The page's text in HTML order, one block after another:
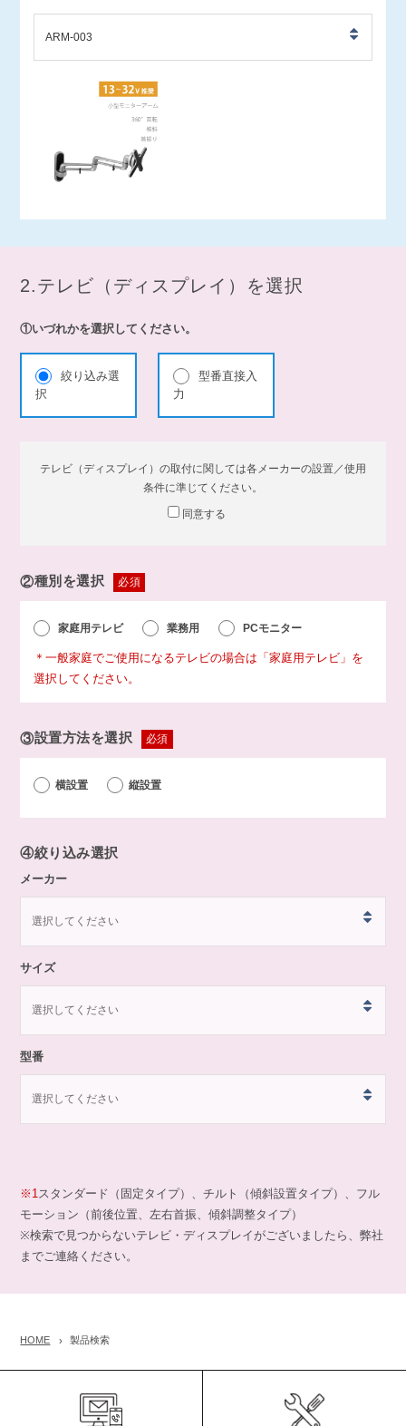
2.テレビ（ディスプレイ）を選択
①いづれかを選択してください。
絞り込み選
択
型番直接入
力
テレビ（ディスプレイ）の取付に関しては各メーカーの設置／使用
条件に準じてください。
同意する
②種別を選択 必須
家庭用テレビ 業務用 PCモニター
＊一般家庭でご使用になるテレビの場合は「家庭用テレビ」を
選択してください。
③設置方法を選択 必須
横設置 縦設置
④絞り込み選択
メーカー
サイズ
型番
※1スタンダード（固定タイプ）、チルト（傾斜設置タイプ）、フル
モーション（前後位置、左右首振、傾斜調整タイプ）
※検索で見つからないテレビ・ディスプレイがございましたら、弊社
までご連絡ください。
HOME 製品検索